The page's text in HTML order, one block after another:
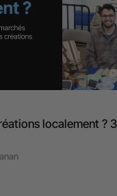
localement ?